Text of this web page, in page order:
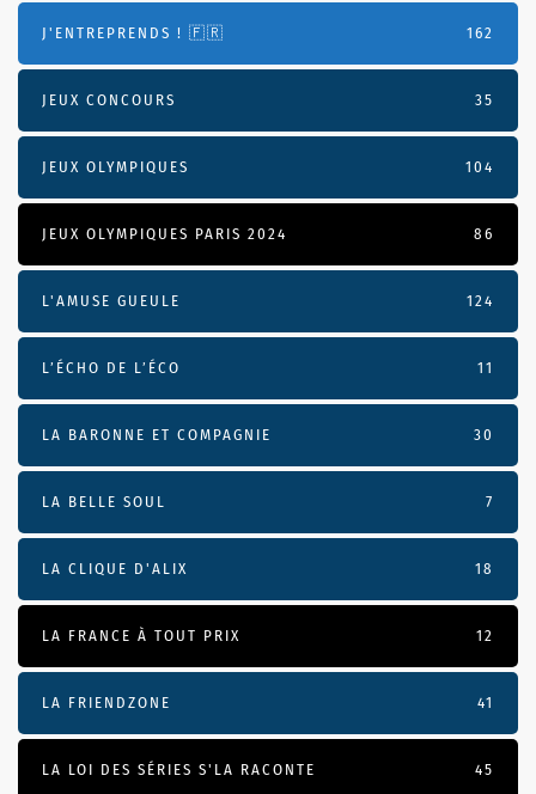
J'ENTREPRENDS ! 🇫🇷 162
JEUX CONCOURS 35
JEUX OLYMPIQUES 104
JEUX OLYMPIQUES PARIS 2024 86
L'AMUSE GUEULE 124
L’ÉCHO DE L’ÉCO 11
LA BARONNE ET COMPAGNIE 30
LA BELLE SOUL 7
LA CLIQUE D'ALIX 18
LA FRANCE À TOUT PRIX 12
LA FRIENDZONE 41
LA LOI DES SÉRIES S'LA RACONTE 45